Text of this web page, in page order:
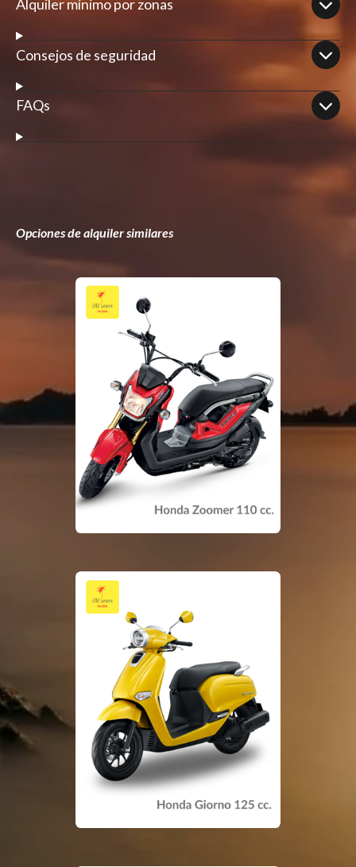
Alquiler mínimo por zonas
Consejos de seguridad
FAQs
Opciones de alquiler similares